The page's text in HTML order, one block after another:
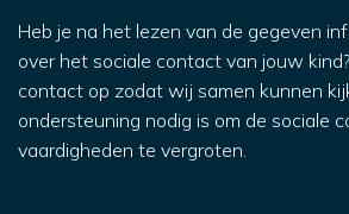
Heb je na het lezen van de gegeven
over het sociale contact van jouw
contact op zodat wij samen kunnen
ondersteuning nodig is om de sociale
vaardigheden te vergroten.